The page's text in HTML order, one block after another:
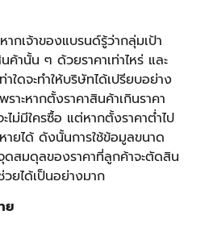
กเจ้าของแบรนด์รู้ว่ากลุ่มเป้า
ค้านั้น ๆ ด้วยราคาเท่าไหร่ และ
ใดจะทำให้บริษัทได้เปรียบอย่าง
าะหากตั้งราคาสินค้าเกินราคา
ไม่มีใครซื้อ แต่หากตั้งราคาต่ำไป
ายได้ ดังนั้นการใช้ข้อมูลขนาด
ดสมดุลของราคาที่ลูกค้าจะตัดสิน
ยได้เป็นอย่างมาก
ย